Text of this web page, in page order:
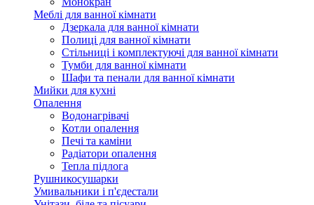
Меблі для ванної кімнати
Дзеркала для ванної кімнати
Полиці для ванної кімнати
Стільниці і комплектуючі для ванної кімнати
Тумби для ванної кімнати
Шафи та пенали для ванної кімнати
Мийки для кухні
Опалення
Водонагрівачі
Котли опалення
Печі та каміни
Радіатори опалення
Тепла підлога
Рушникосушарки
Умивальники і п'єдестали